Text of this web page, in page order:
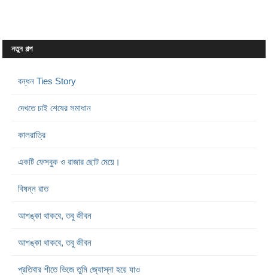
নতুন গল্প
বন্ধন Ties Story
দেখতে চাই শেষের সমাধান
কালরাত্রি
একটি ফেসবুক ও রাজার ছোট মেয়ে।
বিষন্ন রাত
আশঙ্কা থাকবে, তবু জীবন
আশঙ্কা থাকবে, তবু জীবন
প্রতিবার শীতে ভিজে তুমি জ্যোস্না হয়ে যাও